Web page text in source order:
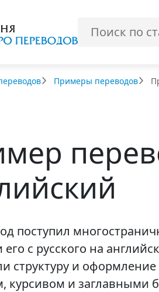
Примеры переводов
поступил
его с русского на
структуру и
курсивом и заглавными